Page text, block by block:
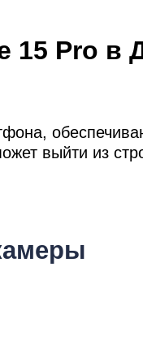
15 Pro в
выйти из